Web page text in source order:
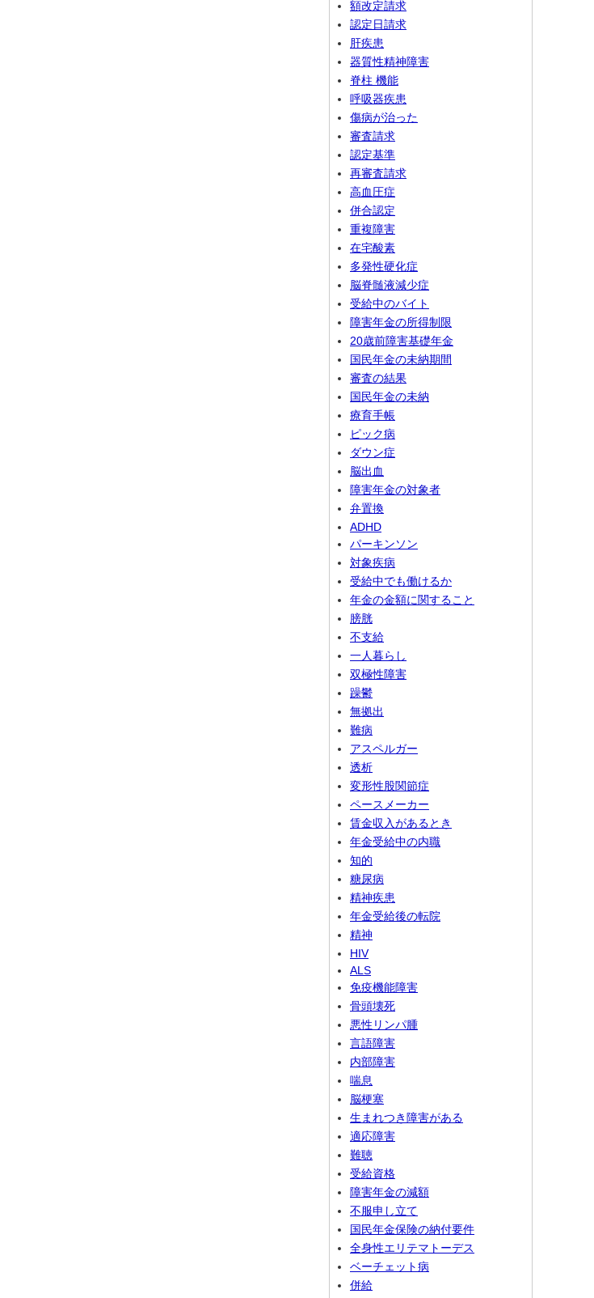
額改定請求
認定日請求
肝疾患
器質性精神障害
脊柱 機能
呼吸器疾患
傷病が治った
審査請求
認定基準
再審査請求
高血圧症
併合認定
重複障害
在宅酸素
多発性硬化症
脳脊髄液減少症
受給中のバイト
障害年金の所得制限
20歳前障害基礎年金
国民年金の未納期間
審査の結果
国民年金の未納
療育手帳
ピック病
ダウン症
脳出血
障害年金の対象者
弁置換
ADHD
パーキンソン
対象疾病
受給中でも働けるか
年金の金額に関すること
膀胱
不支給
一人暮らし
双極性障害
躁鬱
無拠出
難病
アスペルガー
透析
変形性股関節症
ペースメーカー
賃金収入があるとき
年金受給中の内職
知的
糖尿病
精神疾患
年金受給後の転院
精神
HIV
ALS
免疫機能障害
骨頭壊死
悪性リンパ腫
言語障害
内部障害
喘息
脳梗塞
生まれつき障害がある
適応障害
難聴
受給資格
障害年金の減額
不服申し立て
国民年金保険の納付要件
全身性エリテマトーデス
ベーチェット病
併給